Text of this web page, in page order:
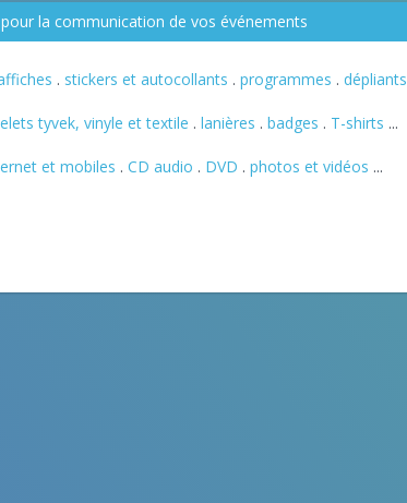
la communication de vos événements
. stickers et autocollants . programmes . dépliants
tyvek, vinyle et textile . lanières . badges . T-shirts ...
et mobiles . CD audio . DVD . photos et vidéos ...